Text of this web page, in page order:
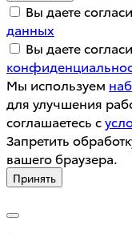
Вы даете
данных
Вы даете
Мы используем
для улучшения
соглашаетесь с
Запретить
вашего браузера.
Принять